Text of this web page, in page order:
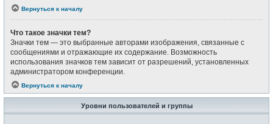
Вернуться к началу
Что такое значки тем?
Значки тем — это выбранные авторами изображения, связанные с
сообщениями и отражающие их содержание. Возможность
использования значков тем зависит от разрешений, установленных
администратором конференции.
Вернуться к началу
Уровни пользователей и группы